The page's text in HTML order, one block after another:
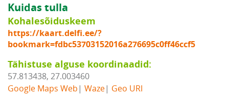
Kuidas tulla
Kohalesõiduskeem
https://kaart.delfi.ee/?
bookmark=fdbc53703152016a276695c0ff46ccf5
Tähistuse alguse koordinaadid:
57.813438, 27.003460
Google Maps Web | Waze| Geo URI